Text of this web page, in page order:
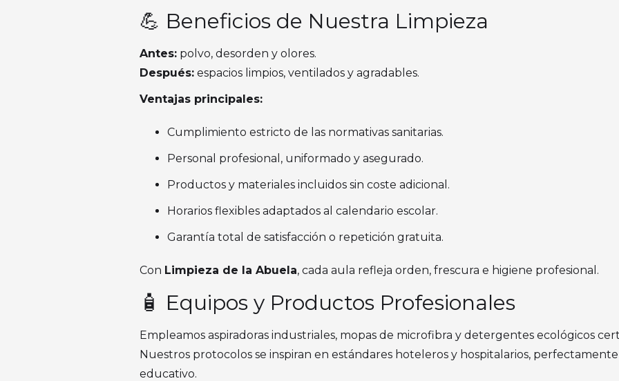
💪 Beneficios de Nuestra Limpieza
Antes: polvo, desorden y olores.
Después: espacios limpios, ventilados y agradables.
Ventajas principales:
Cumplimiento estricto de las normativas sanitarias.
Personal profesional, uniformado y asegurado.
Productos y materiales incluidos sin coste adicional.
Horarios flexibles adaptados al calendario escolar.
Garantía total de satisfacción o repetición gratuita.
Con Limpieza de la Abuela, cada aula refleja orden, frescura e higiene profesional.
🧴 Equipos y Productos Profesionales
Empleamos aspiradoras industriales, mopas de microfibra y detergentes ecológicos
Nuestros protocolos se inspiran en estándares hoteleros y hospitalarios,
educativo.